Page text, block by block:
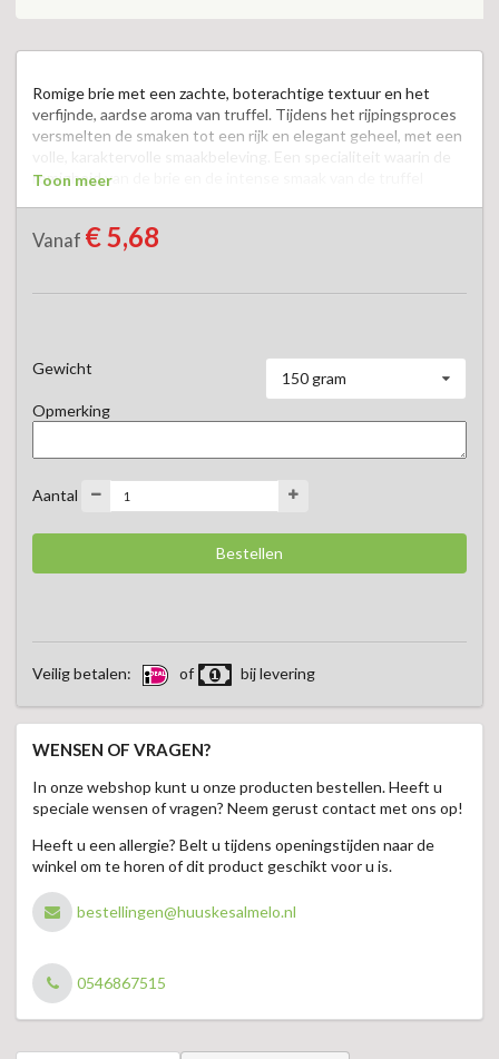
Romige brie met een zachte, boterachtige textuur en het
verfijnde, aardse aroma van truffel. Tijdens het rijpingsproces
versmelten de smaken tot een rijk en elegant geheel, met een
volle, karaktervolle smaakbeleving. Een specialiteit waarin de
romigheid van de brie en de intense smaak van de truffel
Toon meer
Vanaf € 5,68
Gewicht
150 gram
Opmerking
Aantal
Veilig betalen: of bij levering
WENSEN OF VRAGEN?
In onze webshop kunt u onze producten bestellen. Heeft u
speciale wensen of vragen? Neem gerust contact met ons op!
Heeft u een allergie? Belt u tijdens openingstijden naar de
winkel om te horen of dit product geschikt voor u is.
bestellingen@huuskesalmelo.nl
0546867515